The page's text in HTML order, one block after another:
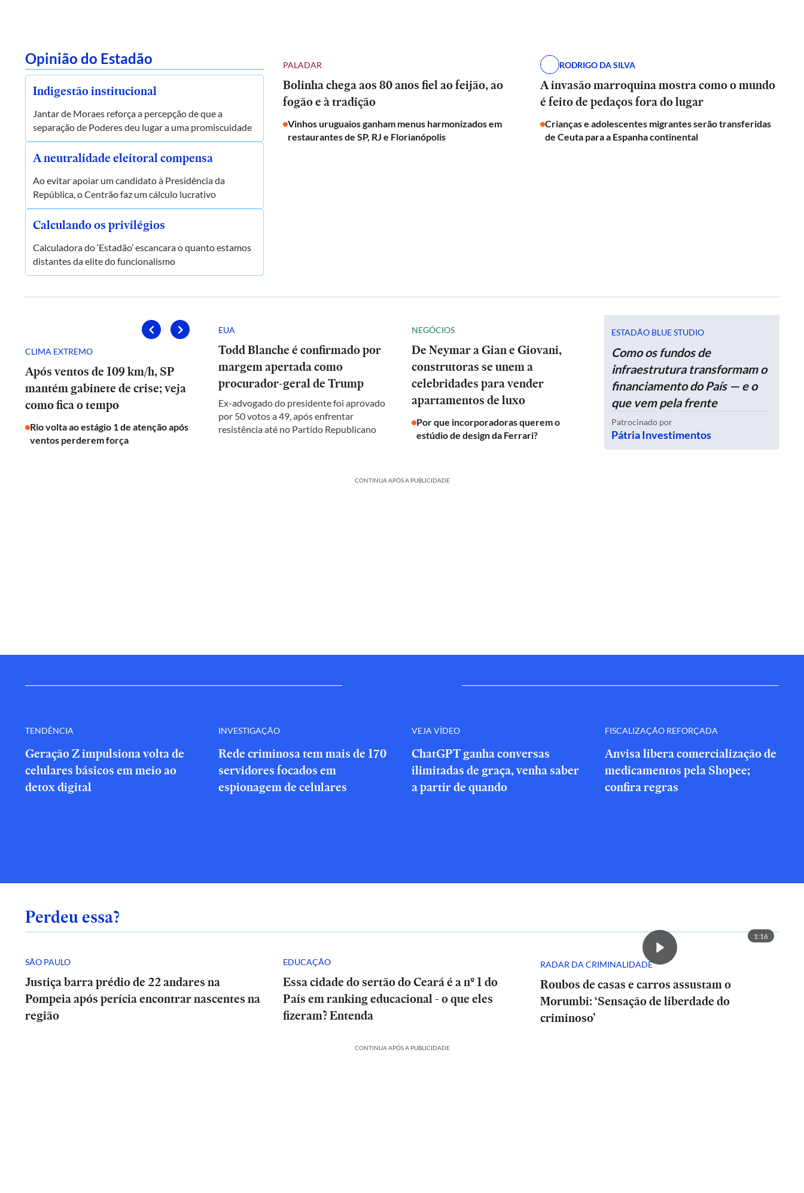
Opinião do Estadão
Indigestão institucional
Jantar de Moraes reforça a percepção de que a
separação de Poderes deu lugar a uma promiscuidade
A neutralidade eleitoral compensa
Ao evitar apoiar um candidato à Presidência da
República, o Centrão faz um cálculo lucrativo
Calculando os privilégios
Calculadora do ‘Estadão’ escancara o quanto estamos
distantes da elite do funcionalismo
PALADAR
Bolinha chega aos 80 anos fiel ao feijão, ao
fogão e à tradição
Vinhos uruguaios ganham menus harmonizados em
restaurantes de SP, RJ e Florianópolis
RODRIGO DA SILVA
A invasão marroquina mostra como o mundo
é feito de pedaços fora do lugar
Crianças e adolescentes migrantes serão transferidas
de Ceuta para a Espanha continental
CLIMA EXTREMO
Após ventos de 109 km/h, SP
mantém gabinete de crise; veja
como fica o tempo
Rio volta ao estágio 1 de atenção após
ventos perderem força
EUA
Todd Blanche é confirmado por
margem apertada como
procurador-geral de Trump
Ex-advogado do presidente foi aprovado
por 50 votos a 49, após enfrentar
resistência até no Partido Republicano
NEGÓCIOS
De Neymar a Gian e Giovani,
construtoras se unem a
celebridades para vender
apartamentos de luxo
Por que incorporadoras querem o
estúdio de design da Ferrari?
ESTADÃO BLUE STUDIO
Como os fundos de
infraestrutura transformam o
financiamento do País — e o
que vem pela frente
Patrocinado por
Pátria Investimentos
CONTINUA APÓS A PUBLICIDADE
TENDÊNCIA
Geração Z impulsiona volta de
celulares básicos em meio ao
detox digital
INVESTIGAÇÃO
Rede criminosa tem mais de 170
servidores focados em
espionagem de celulares
VEJA VÍDEO
ChatGPT ganha conversas
ilimitadas de graça, venha saber
a partir de quando
FISCALIZAÇÃO REFORÇADA
Anvisa libera comercialização de
medicamentos pela Shopee;
confira regras
Perdeu essa?
SÃO PAULO
Justiça barra prédio de 22 andares na
Pompeia após perícia encontrar nascentes na
região
EDUCAÇÃO
Essa cidade do sertão do Ceará é a nº 1 do
País em ranking educacional - o que eles
fizeram? Entenda
1:16
RADAR DA CRIMINALIDADE
Roubos de casas e carros assustam o
Morumbi: ‘Sensação de liberdade do
criminoso’
CONTINUA APÓS A PUBLICIDADE